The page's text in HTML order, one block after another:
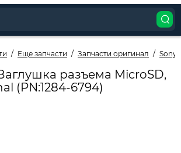
Еще запчасти Запчасти оригинал Sony
разъема MicroSD,
(PN:1284-6794)